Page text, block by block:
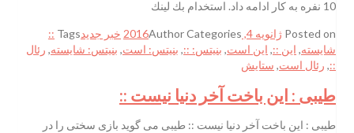
10 نفره به کار ادامه داد. استخدام بك لينك
Posted onژانویه 4, 2016 AuthorCategories خبر جدیدTags
::
شایسته,این :: ,این است,بنیتس: :: ,بنیتس: است,بنیتس: شایسته,رئال
,رئال است,ستایش
طیبی : این باخت آخر دنیا نیست ::
طیبی : این باخت آخر دنیا نیست :: طیبی می گوید بازی سختی را در